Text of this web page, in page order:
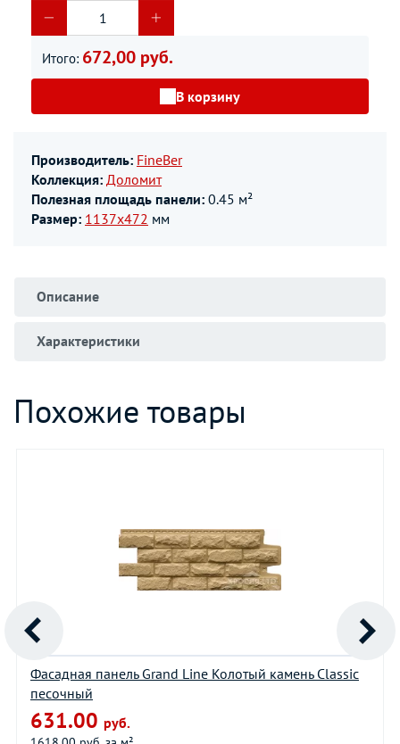
Итого: 672,00 руб.
В корзину
Производитель: FineBer
Коллекция: Доломит
Полезная площадь панели: 0.45 м²
Размер: 1137х472 мм
Описание
Характеристики
Похожие товары
Фасадная панель Grand Line Колотый камень Classic
песочный
631.00 руб.